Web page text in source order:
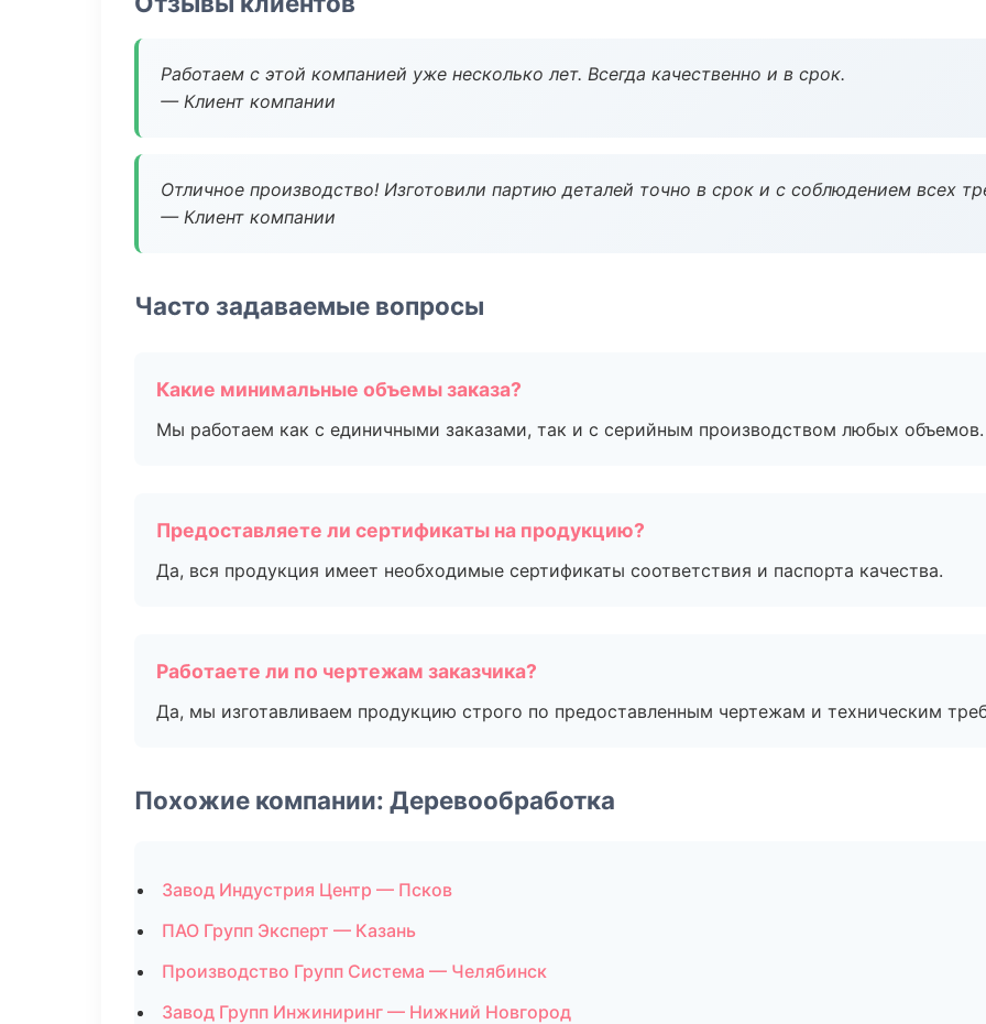
Работаем с этой компанией уже несколько лет. Всегда качественно и в срок.
— Клиент компании
Отличное производство! Изготовили партию деталей точно в срок и с соблюдением всех
— Клиент компании
Часто задаваемые вопросы
Какие минимальные объемы заказа?
Мы работаем как с единичными заказами, так и с серийным производством любых объемов.
Предоставляете ли сертификаты на продукцию?
Да, вся продукция имеет необходимые сертификаты соответствия и паспорта качества.
Работаете ли по чертежам заказчика?
Да, мы изготавливаем продукцию строго по предоставленным чертежам и техническим
Похожие компании: Деревообработка
Завод Индустрия Центр — Псков
ПАО Групп Эксперт — Казань
Производство Групп Система — Челябинск
Завод Групп Инжиниринг — Нижний Новгород